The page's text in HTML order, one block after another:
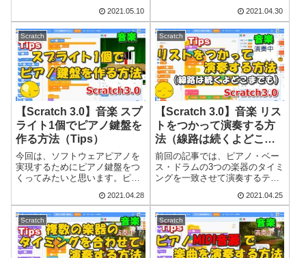
呼ばれる目印（丸や四角形）を
流したり、ボタンを押すタイミ
ングによって得点や視覚エフェ
クトを変えたり、複数のボタン
を押したときでも...
2021.05.10
使って楽曲を自動演奏する電子
ピアノをつくってみたいと思い
ます。楽曲は以前の記事で紹介
したアメリカ民謡の「I've Been
Wo...
2021.04.30
Scratch
【Scratch 3.0】音楽 スプ
ライト1個でピアノ鍵盤を
作る方法（Tips）
今回は、ソフトウェアピアノを
実現するためにピアノ鍵盤をつ
くってみたいと思います。ピア
て、鍵盤の数だけスプライトを
つくる方法だと管理が大変にな
るので、今回はスプライトは1個
だけ、という制限を設けてそれ
を実現していきま...
2021.04.28
Scratch
【Scratch 3.0】音楽 リス
トをつかって演奏する方
法（線路は続くよどこま
でも）（Tips）
前回の記事では、ピアノ・ベー
ス・ドラムの3つの楽器のタイミ
ングを一致させて演奏するテク
プログラムでは音階と拍を1つ1
つブロックに設定して縦にブロ
ックをつないでいく作り方をし
ていましたが、今回はそのプロ
グラムをリス...
2021.04.25
Scratch Scratch